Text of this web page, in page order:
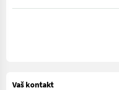
Neuwertige Fliegl
Vaš kontakt